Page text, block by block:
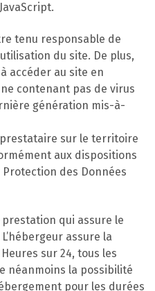
tenu responsable de
du site. De plus,
accéder au site en
contenant pas de virus
génération mis-à-
sur le territoire
aux dispositions
des Données
prestation qui assure le
assure la
sur 24, tous les
néanmoins la possibilité
pour les durées